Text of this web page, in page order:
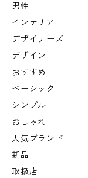
男性
インテリア
デザイナーズ
デザイン
おすすめ
ベーシック
シンプル
おしゃれ
人気ブランド
新品
取扱店